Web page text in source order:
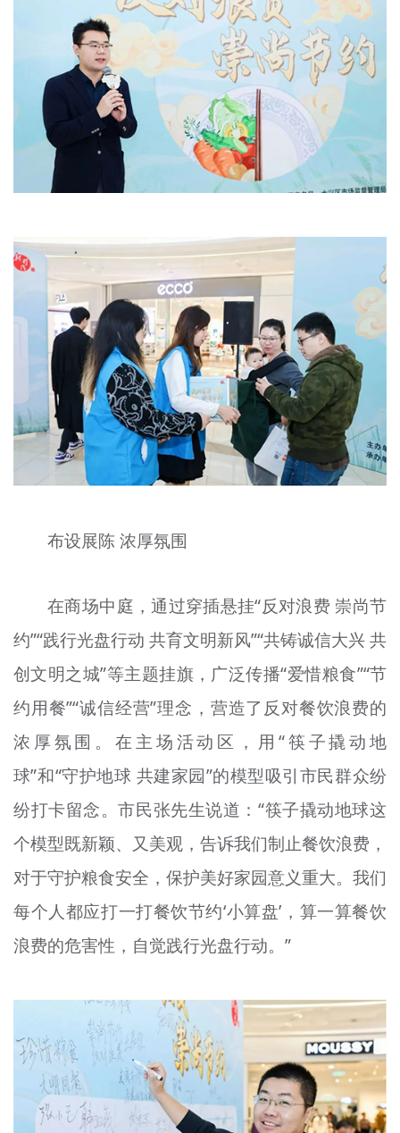
布设展陈 浓厚氛围
在商场中庭，通过穿插悬挂“反对浪费 崇尚节
约”“践行光盘行动 共育文明新风”“共铸诚信大兴 共
创文明之城”等主题挂旗，广泛传播“爱惜粮食”“节
约用餐”“诚信经营”理念，营造了反对餐饮浪费的
浓厚氛围。在主场活动区，用“筷子撬动地
球”和“守护地球 共建家园”的模型吸引市民群众纷
纷打卡留念。市民张先生说道：“筷子撬动地球这
个模型既新颖、又美观，告诉我们制止餐饮浪费，
对于守护粮食安全，保护美好家园意义重大。我们
每个人都应打一打餐饮节约‘小算盘’，算一算餐饮
浪费的危害性，自觉践行光盘行动。”